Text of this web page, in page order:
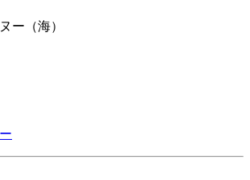
ー（海）